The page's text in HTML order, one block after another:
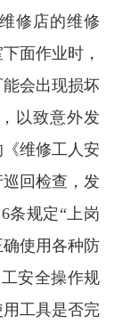
修店的维修
面作业时，
会出现损坏
以致意外发
维修工人安
回检查，发
条规定“上岗
使用各种防
安全操作规
工具是否完